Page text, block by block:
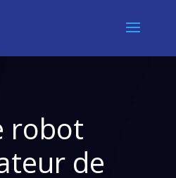
robot
de